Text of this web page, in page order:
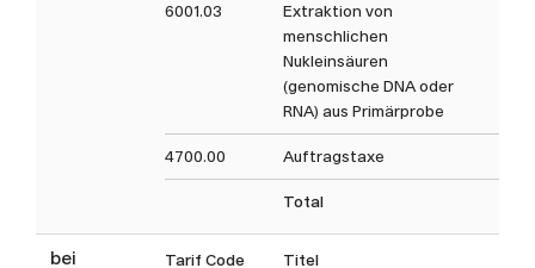
6001.03
Extraktion von
menschlichen
Nukleinsäuren
(genomische DNA oder
RNA) aus Primärprobe
4700.00 Auftragstaxe
Total
bei Tarif Code Titel